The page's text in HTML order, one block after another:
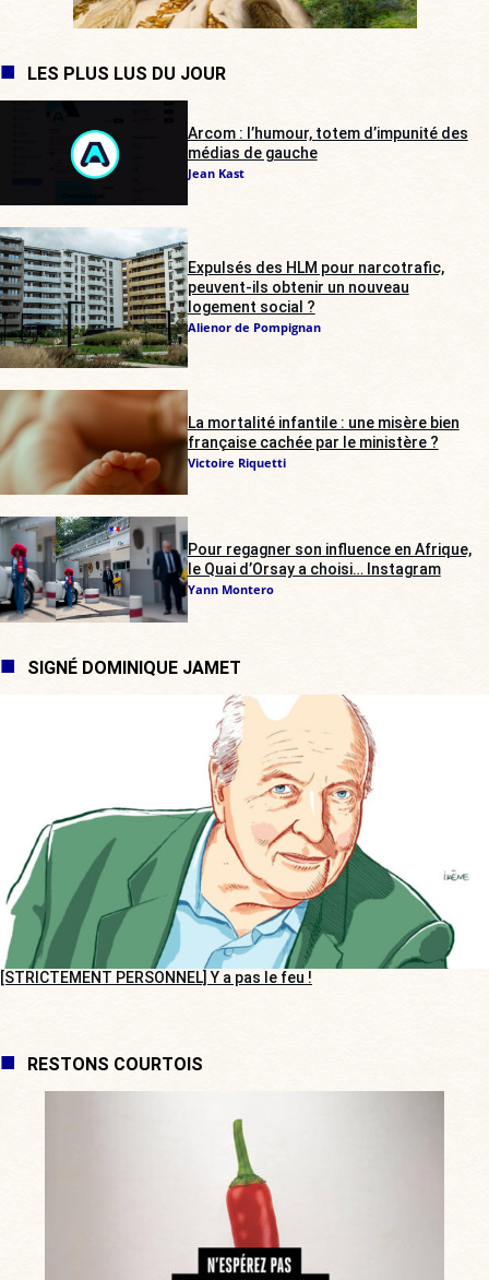
LES PLUS LUS DU JOUR
Arcom : l’humour, totem d’impunité des
médias de gauche
Jean Kast
Expulsés des HLM pour narcotrafic,
peuvent-ils obtenir un nouveau
logement social ?
Alienor de Pompignan
La mortalité infantile : une misère bien
française cachée par le ministère ?
Victoire Riquetti
Pour regagner son influence en Afrique,
le Quai d’Orsay a choisi… Instagram
Yann Montero
SIGNÉ DOMINIQUE JAMET
[STRICTEMENT PERSONNEL] Y a pas le feu !
RESTONS COURTOIS